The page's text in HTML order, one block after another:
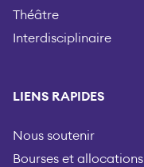
Théâtre
Interdisciplinaire
LIENS RAPIDES
Nous soutenir
Bourses et allocations